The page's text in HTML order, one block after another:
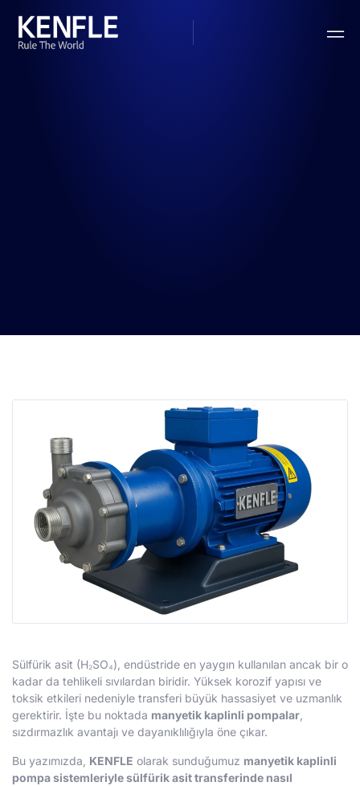
Sülfürik asit (H₂SO₄), endüstride en yaygın kullanılan ancak bir o
kadar da tehlikeli sıvılardan biridir. Yüksek korozif yapısı ve
toksik etkileri nedeniyle transferi büyük hassasiyet ve uzmanlık
gerektirir. İşte bu noktada manyetik kaplinli pompalar
sızdırmazlık avantajı ve dayanıklılığıyla öne çıkar.
Bu yazımızda, KENFLE olarak sunduğumuz manyetik kaplinli
pompa sistemleriyle sülfürik asit transferinde nasıl